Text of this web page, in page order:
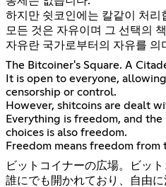
하지만 쉿코인에는 칼같이 처리
모든 것은 자유이며 그 선택의
자유란 국가로부터의 자유를 의
The Bitcoiner's Square. A
It is open to everyone,
censorship or control.
However, shitcoins are dealt
Everything is freedom, and
choices is also freedom.
Freedom means freedom from
ビットコイナーの広場。ビッ
誰にでも開かれており、自由